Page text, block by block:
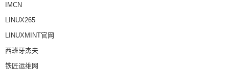
IMCN
LINUX265
LINUXMINT官网
西班牙杰夫
铁匠运维网